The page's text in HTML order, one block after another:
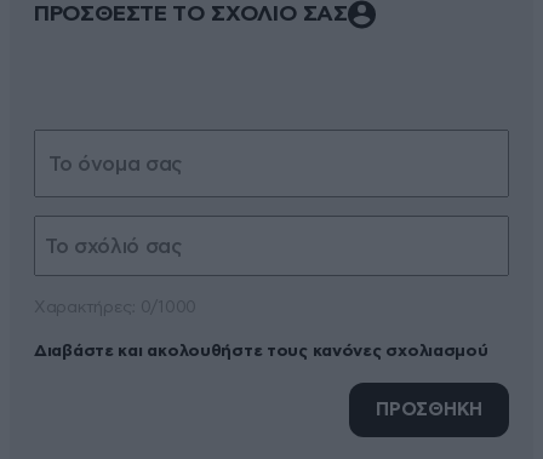
ΠΡΟΣΘΕΣΤΕ ΤΟ ΣΧΟΛΙΟ ΣΑΣ
Διαβάστε και ακολουθήστε τους κανόνες σχολιασμού
ΠΡΟΣΘΗΚΗ